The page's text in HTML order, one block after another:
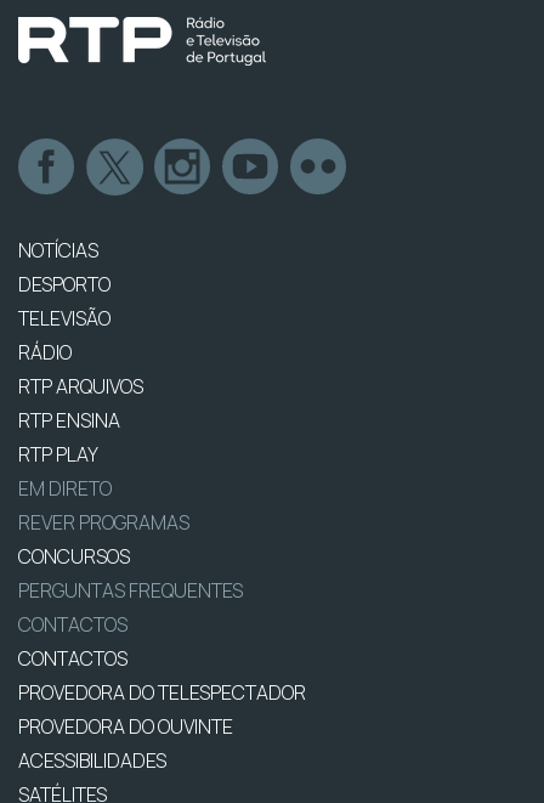
NOTÍCIAS
DESPORTO
TELEVISÃO
RÁDIO
RTP ARQUIVOS
RTP ENSINA
RTP PLAY
EM DIRETO
REVER PROGRAMAS
CONCURSOS
PERGUNTAS FREQUENTES
CONTACTOS
CONTACTOS
PROVEDORA DO TELESPECTADOR
PROVEDORA DO OUVINTE
ACESSIBILIDADES
SATÉLITES